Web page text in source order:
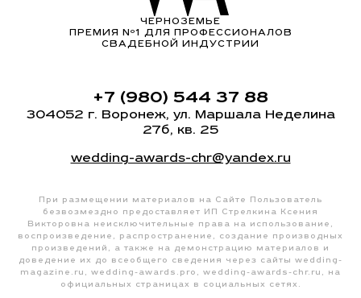
ЧЕРНОЗЕМЬЕ
ПРЕМИЯ Nº1 ДЛЯ ПРОФЕССИОНАЛОВ
СВАДЕБНОЙ ИНДУСТРИИ
+7 (980) 544 37 88
304052 г. Воронеж, ул. Маршала Неделина
27б, кв. 25
wedding-awards-chr@yandex.ru
При размещении материалов на Сайте Пользователь
безвозмездно предоставляет ИП Стрелкина Ксения
Викторовна неисключительные права на использование,
воспроизведение, распространение, создание производных
произведений, а также на демонстрацию материалов и
доведение их до всеобщего сведения через сайты wedding-
magazine.ru, wedding-awards.pro, wedding-awards-chr.ru, на
официальных страницах в социальных сетях.